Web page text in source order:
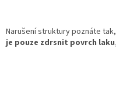
Narušení struktury poznáte
je pouze zdrsnit povrch